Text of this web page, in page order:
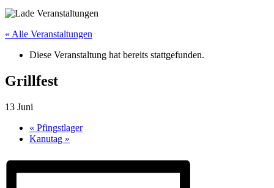
« Alle Veranstaltungen
Diese Veranstaltung hat bereits stattgefunden.
Grillfest
13 Juni
« Pfingstlager
Kanutag »